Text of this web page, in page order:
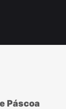
Páscoa